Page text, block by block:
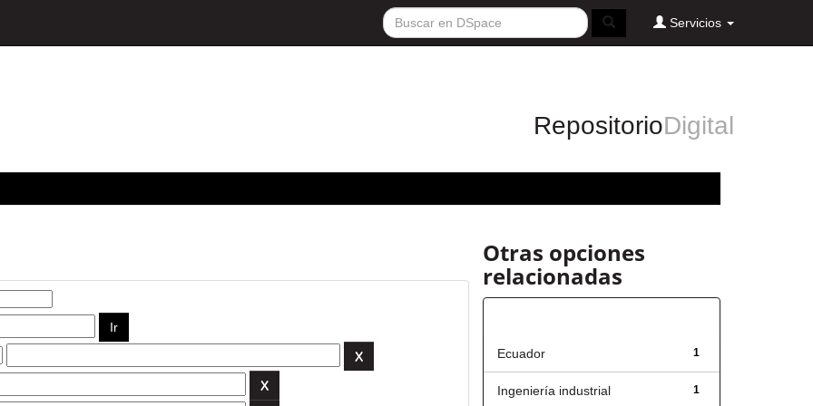
Servicios
RepositorioDigital
Otras opciones
relacionadas
1
Ecuador
1
Ingeniería industrial